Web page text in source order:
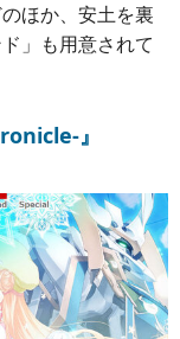
ほか、安土を裏
」も用意されて
』